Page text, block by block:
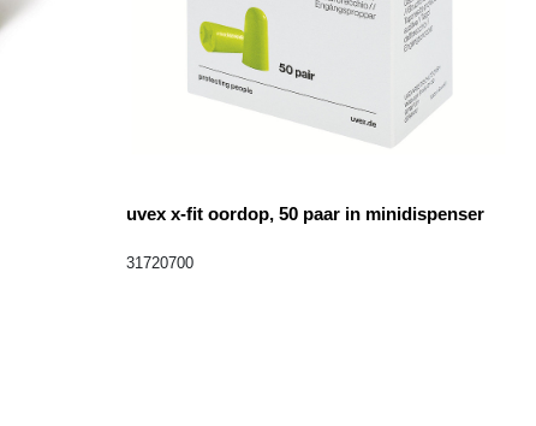
uvex x-fit oordop, 50 paar in minidispenser
31720700